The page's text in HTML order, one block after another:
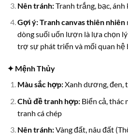
Nên tránh:Tranh trắng, bạc, ánh
Gợi ý:Tranh canvas thiên nhiên
dòng suối uốn lượn là lựa chọn
trợ sự phát triển và mối quan hệ
✦ Mệnh Thủy
Màu sắc hợp:Xanh dương, đen,
Chủ đề tranh hợp:Biển cả, thác
tranh cá chép
Nên tránh:Vàng đất, nâu đất